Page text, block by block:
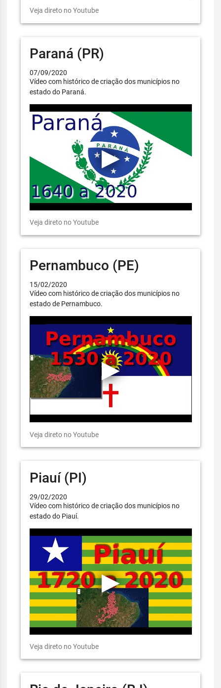
Veja direto no Youtube
Paraná (PR)
07/09/2020
Vídeo com histórico de criação dos municípios no
estado do Paraná.
Veja direto no Youtube
Pernambuco (PE)
15/02/2020
Vídeo com histórico de criação dos municípios no
estado de Pernambuco.
Veja direto no Youtube
Piauí (PI)
29/02/2020
Vídeo com histórico de criação dos municípios no
estado do Piauí.
Veja direto no Youtube